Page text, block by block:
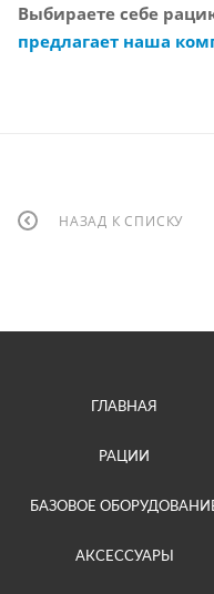
Выбираете себе
предлагает наша
НАЗАД К СПИСКУ
ГЛАВНАЯ
РАЦИИ
БАЗОВОЕ
АКСЕССУАРЫ